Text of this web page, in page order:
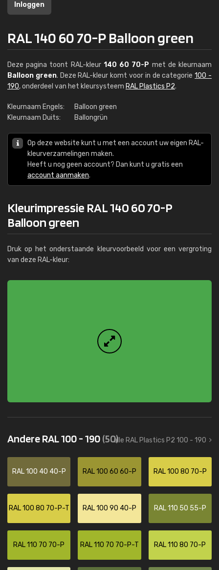
Inloggen
RAL 140 60 70-P Balloon green
Deze pagina toont RAL-kleur 140 60 70-P met de kleurnaam
Balloon green. Deze RAL-kleur komt voor in de categorie100 -
190, onderdeel van het kleursysteem RAL Plastics P2.
Kleurnaam Engels:
Balloon green
Kleurnaam Duits:
Ballongrün
Op deze website kunt u met een account uw eigen RAL-
kleurverzamelingen maken.
Heeft u nog geen account? Dan kunt u gratis een
account aanmaken.
Kleurimpressie RAL 140 60 70-P
Balloon green
Druk op het onderstaande kleurvoorbeeld voor een vergroting
van deze RAL-kleur:
Andere RAL 100 - 190(50)alle RAL Plastics P2 100 - 190
RAL 100 40 40-P RAL 100 60 60-P RAL 100 80 70-P
RAL 100 80 70-P-T RAL 100 90 40-P RAL 110 50 55-P
RAL 110 70 70-P RAL 110 70 70-P-T RAL 110 80 70-P